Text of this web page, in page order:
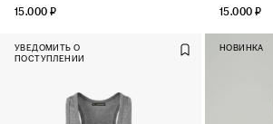
15.000 ₽
15.000 ₽
УВЕДОМИТЬ О
ПОСТУПЛЕНИИ
НОВИНКА